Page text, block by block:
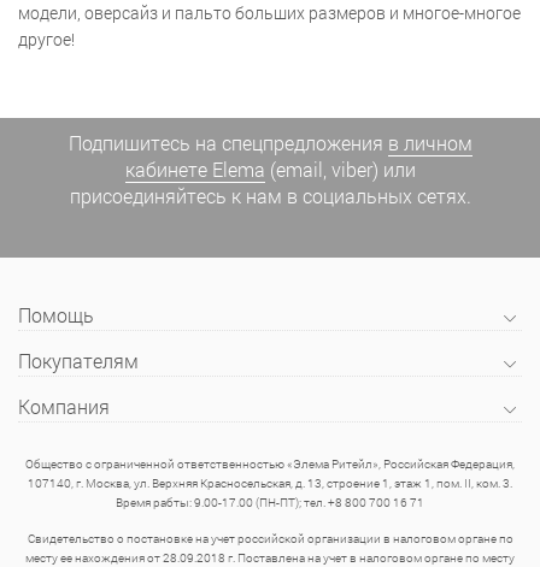
модели, оверсайз и пальто больших размеров и многое-многое
другое!
Подпишитесь на спецпредложения в личном
кабинете Elema (email, viber) или
присоединяйтесь к нам в социальных сетях.
Помощь
Покупателям
Компания
Общество с ограниченной ответственностью «Элема Ритейл», Российская Федерация,
107140, г. Москва, ул. Верхняя Красносельская, д. 13, строение 1, этаж 1, пом. II, ком. 3.
Время рабты: 9.00-17.00 (ПН-ПТ); тел. +8 800 700 16 71
Свидетельство о постановке на учет российской организации в налоговом органе по
месту ее нахождения от 28.09.2018 г. Поставлена на учет в налоговом органе по месту